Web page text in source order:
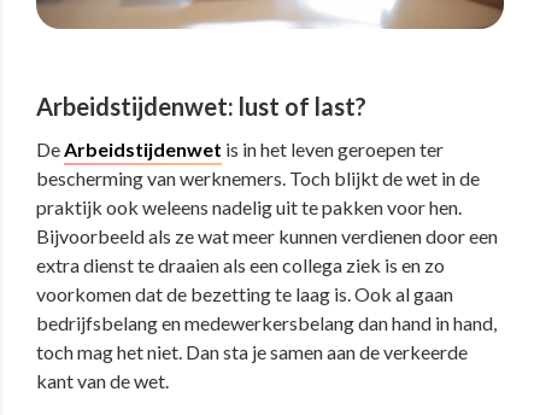
Arbeidstijdenwet: lust of last?
DeArbeidstijdenwet is in het leven geroepen ter
bescherming van werknemers. Toch blijkt de wet in de
praktijk ook weleens nadelig uit te pakken voor hen.
Bijvoorbeeld als ze wat meer kunnen verdienen door een
extra dienst te draaien als een collega ziek is en zo
voorkomen dat de bezetting te laag is. Ook al gaan
bedrijfsbelang en medewerkersbelang dan hand in hand,
toch mag het niet. Dan sta je samen aan de verkeerde
kant van de wet.